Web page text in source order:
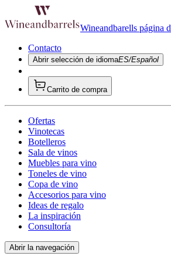
Wineandbarells página
Contacto
Abrir selección de idiomaES/Español
Carrito de compra
Ofertas
Vinotecas
Botelleros
Sala de vinos
Muebles para vino
Toneles de vino
Copa de vino
Accesorios para vino
Ideas de regalo
La inspiración
Consultoría
Abrir la navegación